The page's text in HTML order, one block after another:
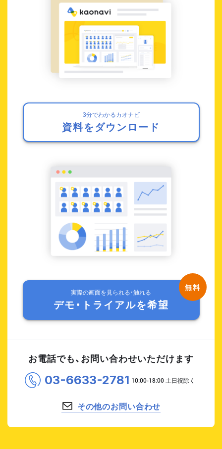
3分でわかるカオナビ
資料をダウンロード
実際の画面を見られる・触れる
デモ・トライアルを希望
お電話でも、お問い合わせいただけます
03-6633-2781
その他のお問い合わせ